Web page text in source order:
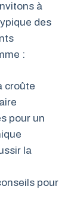
à
des
:
croûte
pour un
la
pour